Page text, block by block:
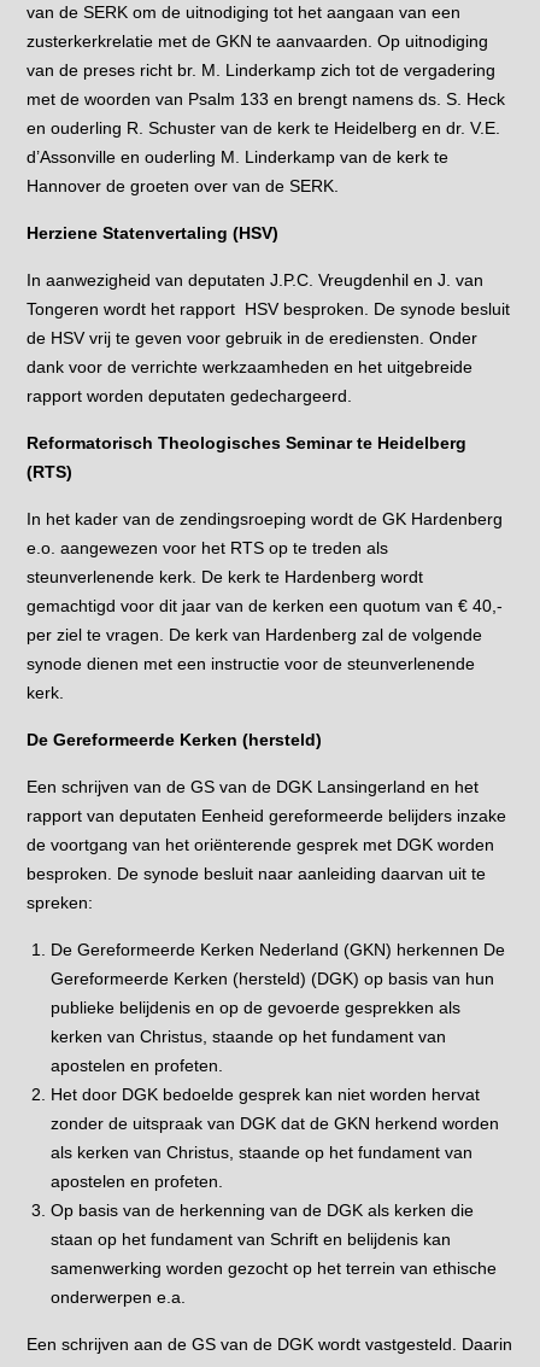
van de SERK om de uitnodiging tot het aangaan van een
zusterkerkrelatie met de GKN te aanvaarden. Op uitnodiging
van de preses richt br. M. Linderkamp zich tot de vergadering
met de woorden van Psalm 133 en brengt namens ds. S. Heck
en ouderling R. Schuster van de kerk te Heidelberg en dr. V.E.
d’Assonville en ouderling M. Linderkamp van de kerk te
Hannover de groeten over van de SERK.
Herziene Statenvertaling (HSV)
In aanwezigheid van deputaten J.P.C. Vreugdenhil en J. van
Tongeren wordt het rapport HSV besproken. De synode besluit
de HSV vrij te geven voor gebruik in de erediensten. Onder
dank voor de verrichte werkzaamheden en het uitgebreide
rapport worden deputaten gedechargeerd.
Reformatorisch Theologisches Seminar te Heidelberg
(RTS)
In het kader van de zendingsroeping wordt de GK Hardenberg
e.o. aangewezen voor het RTS op te treden als
steunverlenende kerk. De kerk te Hardenberg wordt
gemachtigd voor dit jaar van de kerken een quotum van € 40,-
per ziel te vragen. De kerk van Hardenberg zal de volgende
synode dienen met een instructie voor de steunverlenende
kerk.
De Gereformeerde Kerken (hersteld)
Een schrijven van de GS van de DGK Lansingerland en het
rapport van deputaten Eenheid gereformeerde belijders inzake
de voortgang van het oriënterende gesprek met DGK worden
besproken. De synode besluit naar aanleiding daarvan uit te
spreken:
De Gereformeerde Kerken Nederland (GKN) herkennen De
Gereformeerde Kerken (hersteld) (DGK) op basis van hun
publieke belijdenis en op de gevoerde gesprekken als
kerken van Christus, staande op het fundament van
apostelen en profeten.
Het door DGK bedoelde gesprek kan niet worden hervat
zonder de uitspraak van DGK dat de GKN herkend worden
als kerken van Christus, staande op het fundament van
apostelen en profeten.
Op basis van de herkenning van de DGK als kerken die
staan op het fundament van Schrift en belijdenis kan
samenwerking worden gezocht op het terrein van ethische
onderwerpen e.a.
Een schrijven aan de GS van de DGK wordt vastgesteld. Daarin